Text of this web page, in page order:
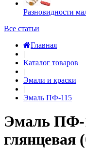
Разновидности
Все статьи
Главная
|
Каталог товаров
|
Эмали и краски
|
Эмаль ПФ-115
Эмаль ПФ-
глянцевая